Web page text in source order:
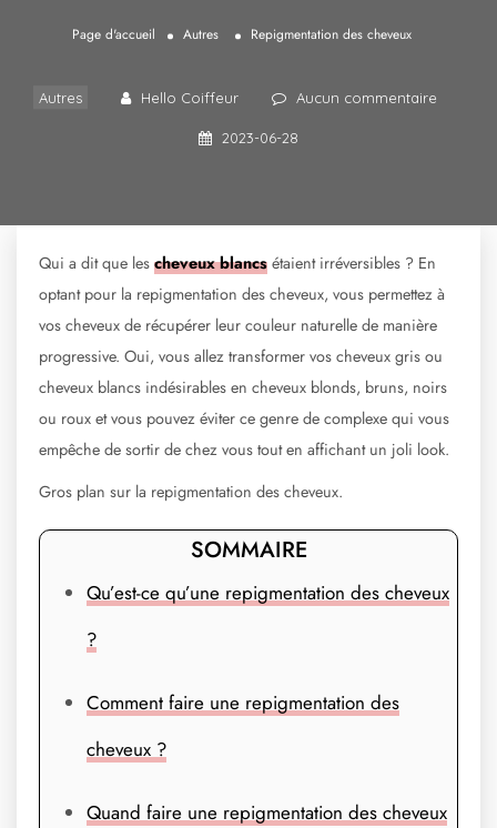
Page d'accueil Autres Repigmentation des cheveux
Autres Hello Coiffeur Aucun commentaire
2023-06-28
Qui a dit que les cheveux blancs étaient irréversibles ? En
optant pour la repigmentation des cheveux, vous permettez à
vos cheveux de récupérer leur couleur naturelle de manière
progressive. Oui, vous allez transformer vos cheveux gris ou
cheveux blancs indésirables en cheveux blonds, bruns, noirs
ou roux et vous pouvez éviter ce genre de complexe qui vous
empêche de sortir de chez vous tout en affichant un joli look.
Gros plan sur la repigmentation des cheveux.
SOMMAIRE
Qu’est-ce qu’une repigmentation des cheveux
?
Comment faire une repigmentation des
cheveux ?
Quand faire une repigmentation des cheveux